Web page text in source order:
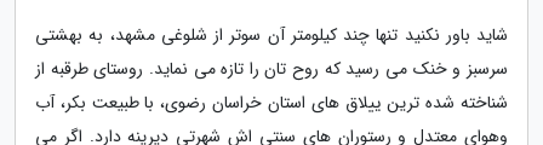
شاید باور نکنید تنها چند کیلومتر آن سوتر از شلوغی مشهد، به بهشتی
سرسبز و خنک می رسید که روح تان را تازه می نماید. روستای طرقبه از
شناخته شده ترین ییلاق های استان خراسان رضوی، با طبیعت بکر، آب
وهوای معتدل و رستوران های سنتی اش شهرتی دیرینه دارد. اگر می